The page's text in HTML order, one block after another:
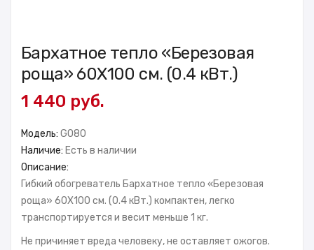
Бархатное тепло «Березовая
роща» 60X100 см. (0.4 кВт.)
1 440 руб.
Модель: GO80
Наличие: Есть в наличии
Описание:
Гибкий обогреватель Бархатное тепло «Березовая
роща» 60X100 см. (0.4 кВт.) компактен, легко
транспортируется и весит меньше 1 кг.
Не причиняет вреда человеку, не оставляет ожогов.